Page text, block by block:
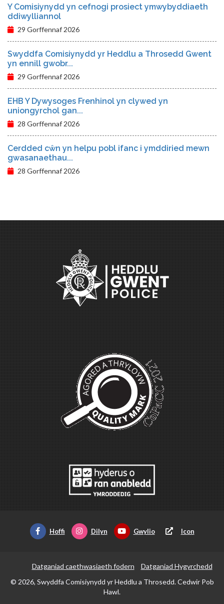
Y Comisiynydd yn cefnogi prosiect ymwybyddiaeth
ddiwylliannol
29 Gorffennaf 2026
Swyddfa Comisiynydd yr Heddlu a Throsedd Gwent
yn ennill gwobr...
29 Gorffennaf 2026
EHB Y Dywysoges Frenhinol yn clywed yn
uniongyrchol gan...
28 Gorffennaf 2026
Cerdded cŵn yn helpu pobl ifanc i ymddiried mewn
gwasanaethau...
28 Gorffennaf 2026
Hoffi Dilyn Gwylio Icon
Datganiad caethwasiaeth fodern
Datganiad Hygyrchedd
© 2026, Swyddfa Comisiynydd yr Heddlu a Throsedd. Cedwir Pob
Hawl.